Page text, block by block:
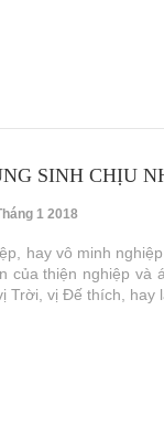
SINH CHỊU
1 2018
hay vô minh
của thiện nghiệp và
Trời, vị Đế thích, hay